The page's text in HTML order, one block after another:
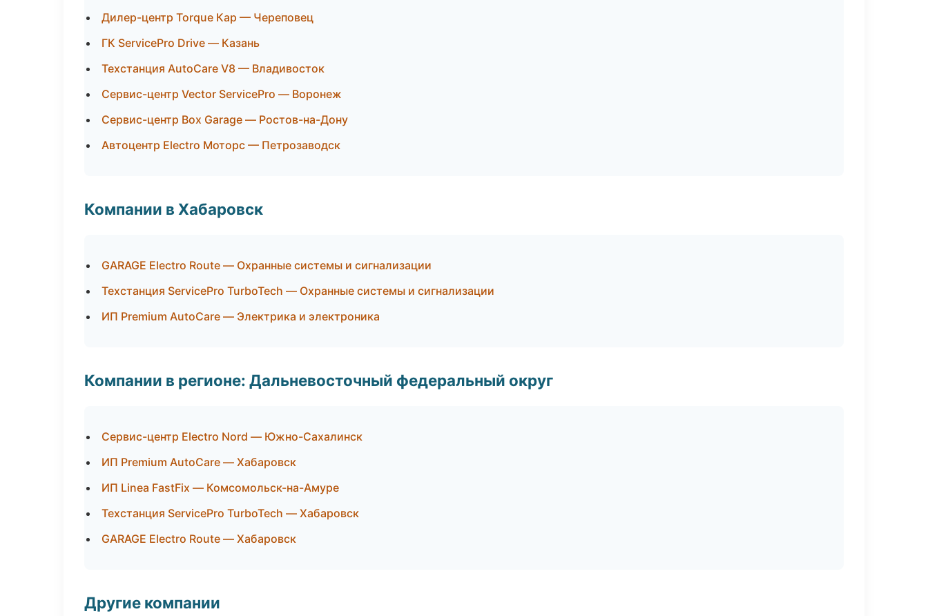
Дилер-центр Torque Кар — Череповец
ГК ServicePro Drive — Казань
Техстанция AutoCare V8 — Владивосток
Сервис-центр Vector ServicePro — Воронеж
Сервис-центр Box Garage — Ростов-на-Дону
Автоцентр Electro Моторс — Петрозаводск
Компании в Хабаровск
GARAGE Electro Route — Охранные системы и сигнализации
Техстанция ServicePro TurboTech — Охранные системы и сигнализации
ИП Premium AutoCare — Электрика и электроника
Компании в регионе: Дальневосточный федеральный округ
Сервис-центр Electro Nord — Южно-Сахалинск
ИП Premium AutoCare — Хабаровск
ИП Linea FastFix — Комсомольск-на-Амуре
Техстанция ServicePro TurboTech — Хабаровск
GARAGE Electro Route — Хабаровск
Другие компании